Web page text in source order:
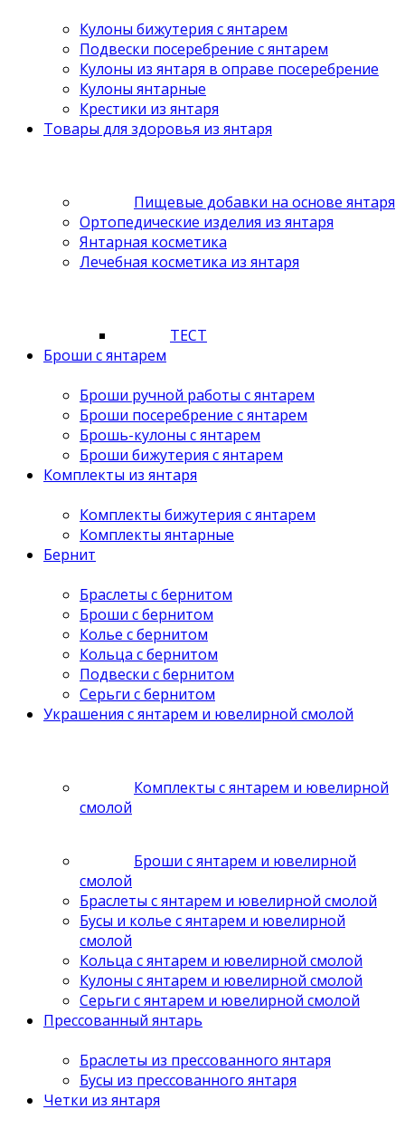
Кулоны бижутерия с янтарем
Подвески посеребрение с янтарем
Кулоны из янтаря в оправе посеребрение
Кулоны янтарные
Крестики из янтаря
Товары для здоровья из янтаря
Пищевые добавки на основе янтаря
Ортопедические изделия из янтаря
Янтарная косметика
Лечебная косметика из янтаря
ТЕСТ
Броши с янтарем
Броши ручной работы с янтарем
Броши посеребрение с янтарем
Брошь-кулоны с янтарем
Броши бижутерия с янтарем
Комплекты из янтаря
Комплекты бижутерия с янтарем
Комплекты янтарные
Бернит
Браслеты с бернитом
Броши с бернитом
Колье с бернитом
Кольца с бернитом
Подвески с бернитом
Серьги с бернитом
Украшения с янтарем и ювелирной смолой
Комплекты с янтарем и ювелирной
смолой
Броши с янтарем и ювелирной
смолой
Браслеты с янтарем и ювелирной смолой
Бусы и колье с янтарем и ювелирной
смолой
Кольца с янтарем и ювелирной смолой
Кулоны с янтарем и ювелирной смолой
Серьги с янтарем и ювелирной смолой
Прессованный янтарь
Браслеты из прессованного янтаря
Бусы из прессованного янтаря
Четки из янтаря